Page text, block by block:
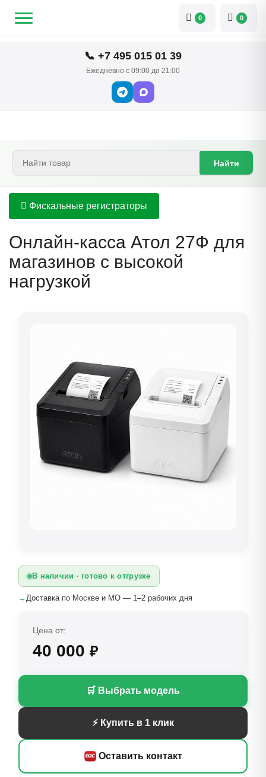
📞 +7 495 015 01 39
Ежедневно с 09:00 до 21:00
0 0
Найти
Фискальные регистраторы
Онлайн-касса Атол 27Ф для
магазинов с высокой
нагрузкой
В наличии · готово к отгрузке
→Доставка по Москве и МО — 1–2 рабочих дня
Цена от:
40 000 ₽
🛒 Выбрать модель
⚡ Купить в 1 клик
Оставить контакт